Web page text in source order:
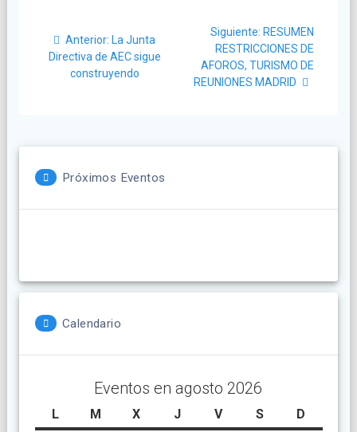
entradas
Anterior: Post
anterior:
La Junta
Directiva de AEC sigue
construyendo
Siguiente: Siguiente
post:
RESUMEN
RESTRICCIONES DE
AFOROS, TURISMO DE
REUNIONES MADRID
Próximos Eventos
Calendario
Eventos en agosto 2026
LlunesM martes
X miércoles
Jjueves
Vviernes
Ssábado
D